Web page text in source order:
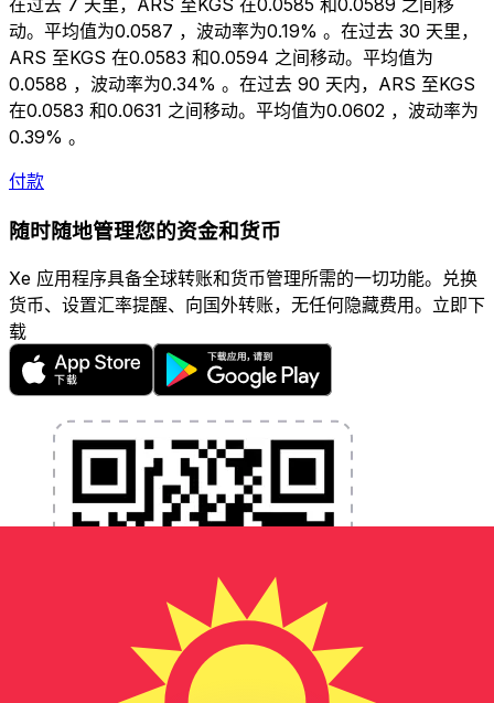
动。平均值为0.0587 ，波动率为0.19% 。在过去 30 天里，
ARS 至KGS 在0.0583 和0.0594 之间移动。平均值为
0.0588 ，波动率为0.34% 。在过去 90 天内，ARS 至KGS
在0.0583 和0.0631 之间移动。平均值为0.0602 ，波动率为
0.39% 。
付款
随时随地管理您的资金和货币
Xe 应用程序具备全球转账和货币管理所需的一切功能。兑换
货币、设置汇率提醒、向国外转账，无任何隐藏费用。立即下
载